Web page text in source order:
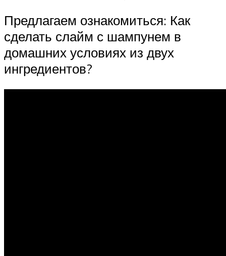
Предлагаем ознакомиться: Как
сделать слайм с шампунем в
домашних условиях из двух
ингредиентов?